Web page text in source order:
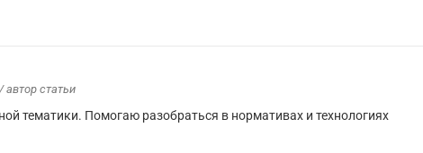
/ автор статьи
тематики. Помогаю разобраться в нормативах и технологиях